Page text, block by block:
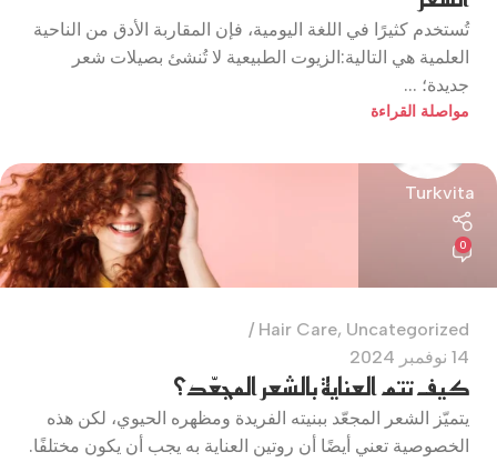
تُستخدم كثيرًا في اللغة اليومية، فإن المقاربة الأدق من الناحية
العلمية هي التالية:الزيوت الطبيعية لا تُنشئ بصيلات شعر
جديدة؛ ...
مواصلة القراءة
Turkvita
0
Hair Care, Uncategorized
14 نوفمبر 2024
كيف تتم العناية بالشعر المجعّد؟
يتميّز الشعر المجعّد ببنيته الفريدة ومظهره الحيوي، لكن هذه
الخصوصية تعني أيضًا أن روتين العناية به يجب أن يكون مختلفًا.